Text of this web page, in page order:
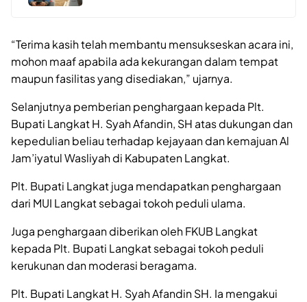
“Terima kasih telah membantu mensukseskan acara ini,
mohon maaf apabila ada kekurangan dalam tempat
maupun fasilitas yang disediakan,” ujarnya.
Selanjutnya pemberian penghargaan kepada Plt.
Bupati Langkat H. Syah Afandin, SH atas dukungan dan
kepedulian beliau terhadap kejayaan dan kemajuan Al
Jam’iyatul Wasliyah di Kabupaten Langkat.
Plt. Bupati Langkat juga mendapatkan penghargaan
dari MUI Langkat sebagai tokoh peduli ulama.
Juga penghargaan diberikan oleh FKUB Langkat
kepada Plt. Bupati Langkat sebagai tokoh peduli
kerukunan dan moderasi beragama.
Plt. Bupati Langkat H. Syah Afandin SH. Ia mengakui